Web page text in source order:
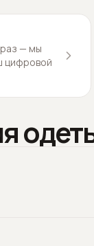
— мы
цифровой